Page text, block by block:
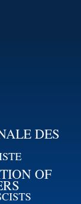
DES
OF